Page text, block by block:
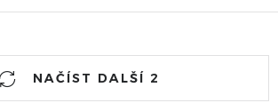
NAČÍST DALŠÍ 2